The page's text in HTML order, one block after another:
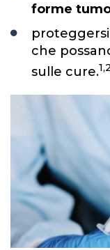
forme
che
sulle cure.